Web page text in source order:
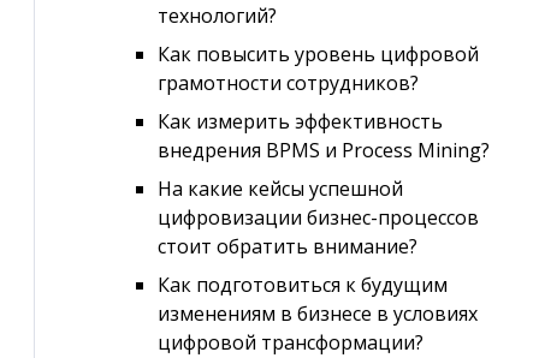
технологий?
Как повысить уровень цифровой
грамотности сотрудников?
Как измерить эффективность
внедрения BPMS и Process Mining?
На какие кейсы успешной
цифровизации бизнес-процессов
стоит обратить внимание?
Как подготовиться к будущим
изменениям в бизнесе в условиях
цифровой трансформации?